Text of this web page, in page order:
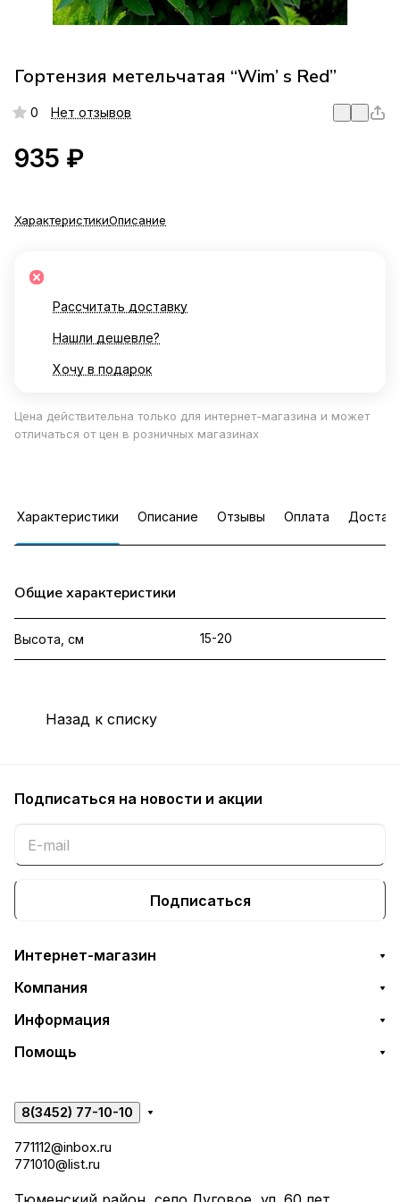
Гортензия метельчатая “Wim’ s Red”
0 Нет отзывов
935 ₽
ХарактеристикиОписание
Рассчитать доставку
Нашли дешевле?
Хочу в подарок
Цена действительна только для интернет-магазина и может
отличаться от цен в розничных магазинах
Характеристики Описание Отзывы Оплата
Общие характеристики
Высота, см 15-20
Назад к списку
Подписаться на новости и акции
Подписаться
Интернет-магазин
Компания
Информация
Помощь
8(3452) 77-10-10
771112@inbox.ru
771010@list.ru